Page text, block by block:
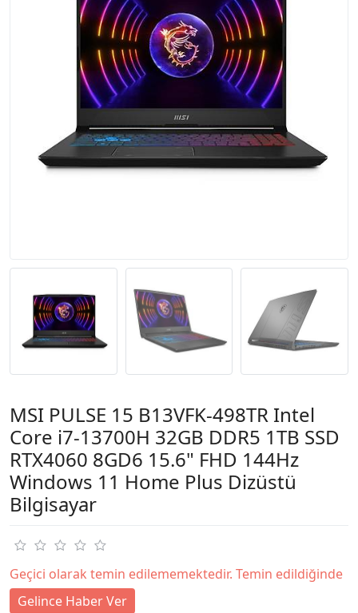
MSI PULSE 15 B13VFK-498TR Intel
Core i7-13700H 32GB DDR5 1TB SSD
RTX4060 8GD6 15.6" FHD 144Hz
Windows 11 Home Plus Dizüstü
Bilgisayar
Geçici olarak temin edilememektedir. Temin edildiğinde
Gelince Haber Ver